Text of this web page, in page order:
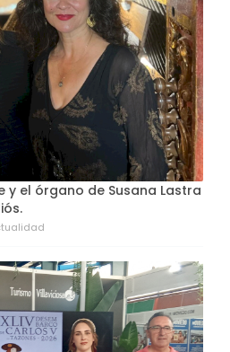
y el órgano de Susana Lastra